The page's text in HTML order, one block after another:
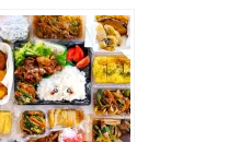
`*)タウリン補給♪